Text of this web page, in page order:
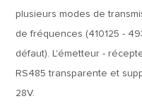
plusieurs modes de
de fréquences (410125 -
défaut). L'émetteur -
RS485 transparente et
28V.